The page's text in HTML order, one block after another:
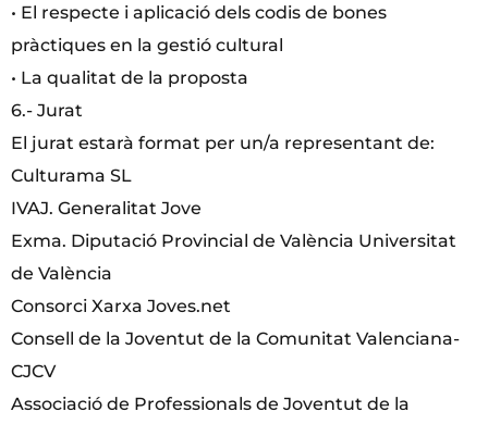
• El respecte i aplicació dels codis de bones
pràctiques en la gestió cultural
• La qualitat de la proposta
6.- Jurat
El jurat estarà format per un/a representant de:
Culturama SL
IVAJ. Generalitat Jove
Exma. Diputació Provincial de València Universitat
de València
Consorci Xarxa Joves.net
Consell de la Joventut de la Comunitat Valenciana-
CJCV
Associació de Professionals de Joventut de la